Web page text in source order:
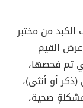
من مختبر
القيم
تم فحصها،
(ذكر أو أنثى)،
صحية،